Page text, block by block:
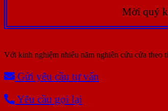
Mời quý
Với kinh nghiệm nhiêu năm nghiên cứu cửa theo
Gửi yêu cầu tư vấn
Yêu cầu gọi lại